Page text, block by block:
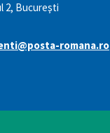
2, Bucureşti
romana.ro